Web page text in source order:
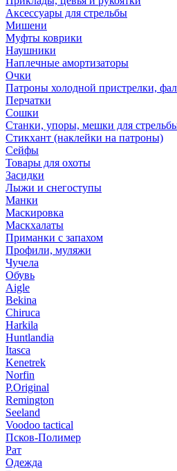
Аксессуары для стрельбы
Мишени
Муфты коврики
Наушники
Наплечные амортизаторы
Очки
Патроны холодной пристрелки,
Перчатки
Сошки
Станки, упоры, мешки для
Стикхант (наклейки на патроны)
Сейфы
Товары для охоты
Засидки
Лыжи и снегоступы
Манки
Маскировка
Маскхалаты
Приманки с запахом
Профили, муляжи
Чучела
Обувь
Aigle
Bekina
Chiruсa
Harkila
Huntlandia
Itasca
Kenetrek
Norfin
P.Original
Remington
Seeland
Voodoo tactical
Псков-Полимер
Рат
Одежда